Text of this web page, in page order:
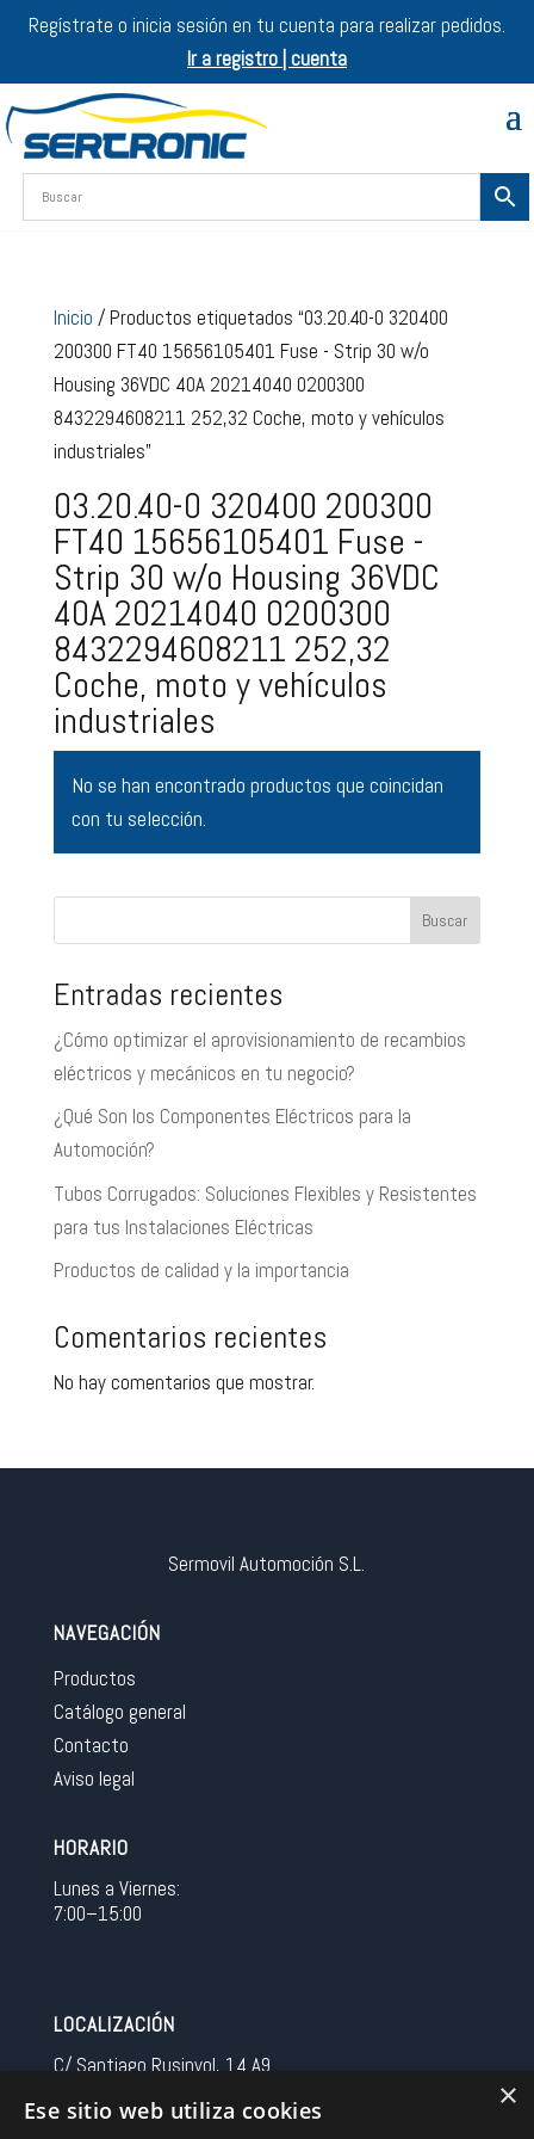
Regístrate o inicia sesión en tu cuenta para realizar pedidos.
Ir a registro | cuenta
Inicio / Productos etiquetados “03.20.40-0 320400
200300 FT40 15656105401 Fuse - Strip 30 w/o
Housing 36VDC 40A 20214040 0200300
8432294608211 252,32 Coche, moto y vehículos
industriales”
03.20.40-0 320400 200300
FT40 15656105401 Fuse -
Strip 30 w/o Housing 36VDC
40A 20214040 0200300
8432294608211 252,32
Coche, moto y vehículos
industriales
No se han encontrado productos que coincidan
con tu selección.
Buscar
Entradas recientes
¿Cómo optimizar el aprovisionamiento de recambios
eléctricos y mecánicos en tu negocio?
¿Qué Son los Componentes Eléctricos para la
Automoción?
Tubos Corrugados: Soluciones Flexibles y Resistentes
para tus Instalaciones Eléctricas
Productos de calidad y la importancia
Comentarios recientes
No hay comentarios que mostrar.
Sermovil Automoción S.L.
NAVEGACIÓN
Productos
Catálogo general
Contacto
Aviso legal
HORARIO
Lunes a Viernes:
7:00–15:00
LOCALIZACIÓN
C/ Santiago Rusinyol, 14 A9
Spain
×
Ese sitio web utiliza cookies